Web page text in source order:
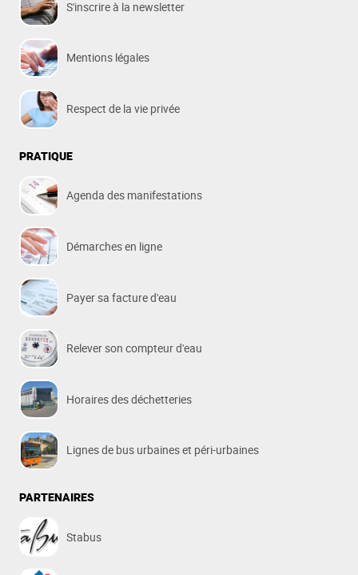
S'inscrire à la newsletter
Mentions légales
Respect de la vie privée
PRATIQUE
Agenda des manifestations
Démarches en ligne
Payer sa facture d'eau
Relever son compteur d'eau
Horaires des déchetteries
Lignes de bus urbaines et péri-urbaines
PARTENAIRES
Stabus